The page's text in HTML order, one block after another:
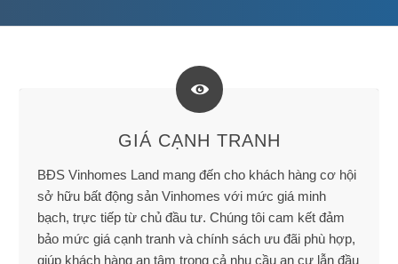
GIÁ CẠNH TRANH
BĐS Vinhomes Land mang đến cho khách hàng cơ hội
sở hữu bất động sản Vinhomes với mức giá minh
bạch, trực tiếp từ chủ đầu tư. Chúng tôi cam kết đảm
bảo mức giá cạnh tranh và chính sách ưu đãi phù hợp,
giúp khách hàng an tâm trong cả nhu cầu an cư lẫn đầu